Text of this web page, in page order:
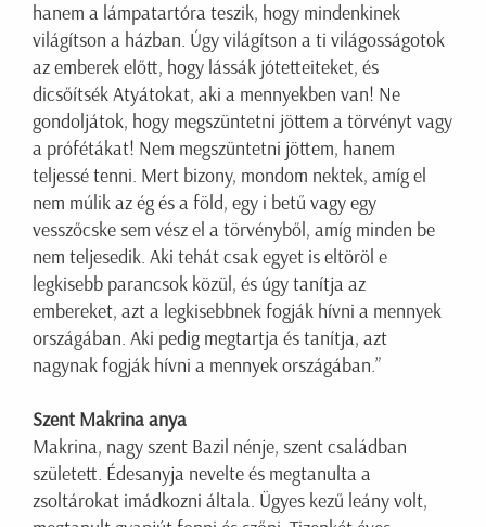
hanem a lámpatartóra teszik, hogy mindenkinek
világítson a házban. Úgy világítson a ti világosságotok
az emberek előtt, hogy lássák jótetteiteket, és
dicsőítsék Atyátokat, aki a mennyekben van! Ne
gondoljátok, hogy megszüntetni jöttem a törvényt vagy
a prófétákat! Nem megszüntetni jöttem, hanem
teljessé tenni. Mert bizony, mondom nektek, amíg el
nem múlik az ég és a föld, egy i betű vagy egy
vesszőcske sem vész el a törvényből, amíg minden be
nem teljesedik. Aki tehát csak egyet is eltöröl e
legkisebb parancsok közül, és úgy tanítja az
embereket, azt a legkisebbnek fogják hívni a mennyek
országában. Aki pedig megtartja és tanítja, azt
nagynak fogják hívni a mennyek országában.”
Szent Makrina anya
Makrina, nagy szent Bazil nénje, szent családban
született. Édesanyja nevelte és megtanulta a
zsoltárokat imádkozni általa. Ügyes kezű leány volt,